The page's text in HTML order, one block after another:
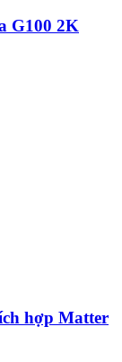
G100 2K
hợp Matter